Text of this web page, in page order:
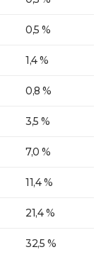
0,5 %
1,4 %
0,8 %
3,5 %
7,0 %
11,4 %
21,4 %
32,5 %